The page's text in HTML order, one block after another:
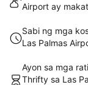
Airport ay
Sabi ng mga
Las Palmas
Ayon sa mga
Thrifty sa Las